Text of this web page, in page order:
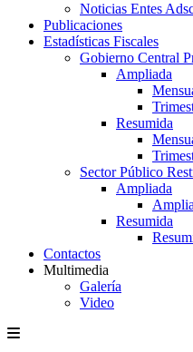
Noticias Entes
Publicaciones
Estadísticas Fiscales
Gobierno Central
Ampliada
Resumida
Sector Público
Ampliada
Resumida
Contactos
Multimedia
Galería
Video